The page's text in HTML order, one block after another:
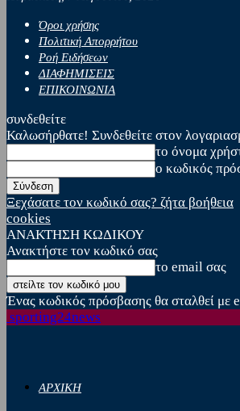
Όροι χρήσης
Πολιτική Απορρήτου
Ροή Ειδήσεων
ΔΙΑΦΗΜΙΣΕΙΣ
ΕΠΙΚΟΙΝΩΝΙΑ
συνδεθείτε
Καλωσήρθατε! Συνδεθείτε στον
το όνομα
ο κωδικός
Ξεχάσατε τον κωδικό σας? ζήτα βοήθεια
cookies
ΑΝΑΚΤΗΣΗ ΚΩΔΙΚΟΥ
Ανακτήστε τον κωδικό σας
το email σας
Ένας κωδικός πρόσβασης θα σταλθεί με
sporting24news
ΑΡΧΙΚΗ